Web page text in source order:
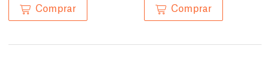
Comprar Comprar